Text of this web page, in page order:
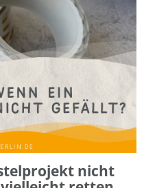
nicht